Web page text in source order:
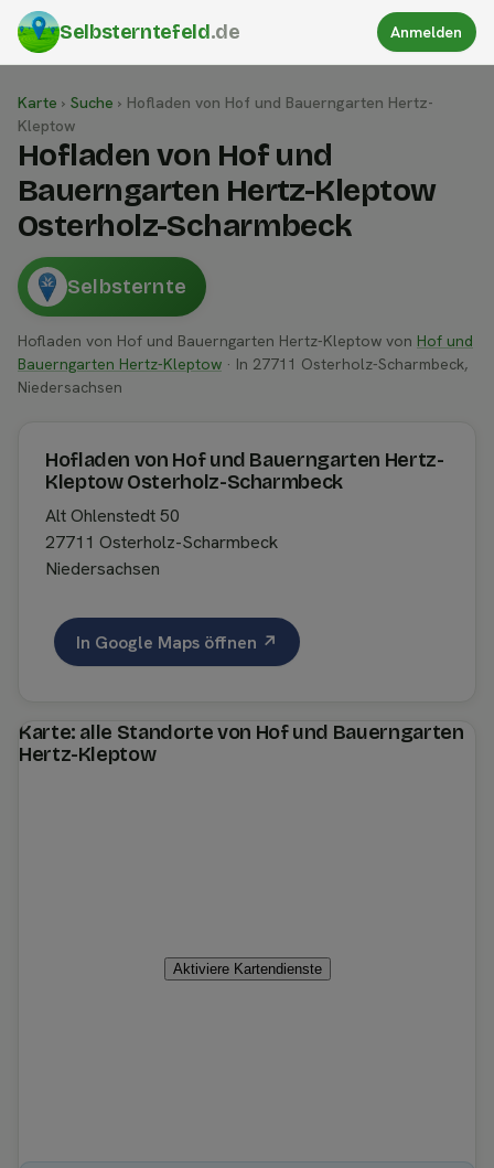
Selbsterntefeld.de Anmelden
Karte › Suche › Hofladen von Hof und Bauerngarten Hertz-
Kleptow
Hofladen von Hof und
Bauerngarten Hertz-Kleptow
Osterholz-Scharmbeck
Selbsternte
Hofladen von Hof und Bauerngarten Hertz-Kleptow von Hof und
Bauerngarten Hertz-Kleptow · In 27711 Osterholz-Scharmbeck,
Niedersachsen
Hofladen von Hof und Bauerngarten Hertz-
Kleptow Osterholz-Scharmbeck
Alt Ohlenstedt 50
27711 Osterholz-Scharmbeck
Niedersachsen
In Google Maps öffnen ↗
Karte: alle Standorte von Hof und Bauerngarten
Hertz-Kleptow
Aktiviere Kartendienste